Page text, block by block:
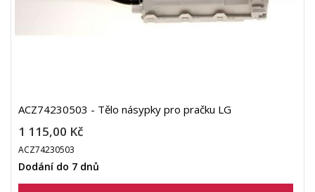
ACZ74230503 - Tělo násypky pro pračku LG
1 115,00 Kč
ACZ74230503
Dodání do 7 dnů